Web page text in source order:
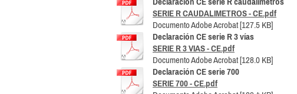
SERIE R CAUDALIMETROS - CE.pdf
Documento Adobe Acrobat [127.5 KB]
Declaración CE serie R 3 vías
SERIE R 3 VIAS - CE.pdf
Documento Adobe Acrobat [128.0 KB]
Declaración CE serie 700
SERIE 700 - CE.pdf